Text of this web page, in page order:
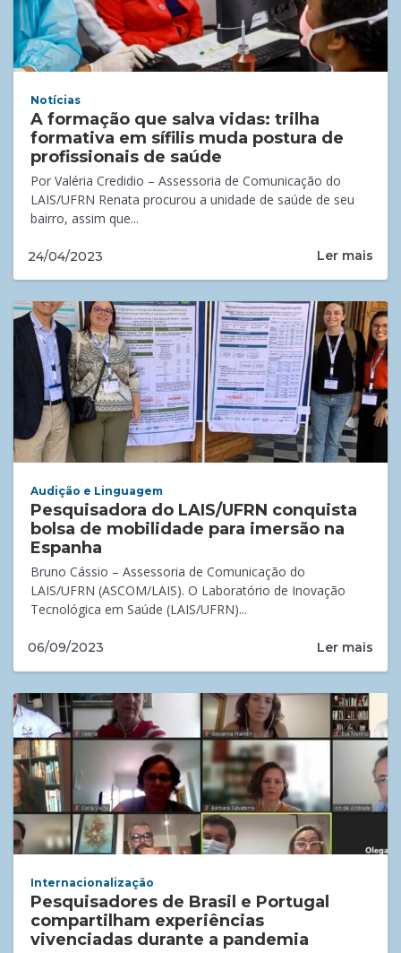
Notícias
A formação que salva vidas: trilha
formativa em sífilis muda postura de
profissionais de saúde
Por Valéria Credidio – Assessoria de Comunicação do
LAIS/UFRN Renata procurou a unidade de saúde de seu
bairro, assim que...
24/04/2023 Ler mais
Audição e Linguagem
Pesquisadora do LAIS/UFRN conquista
bolsa de mobilidade para imersão na
Espanha
Bruno Cássio – Assessoria de Comunicação do
LAIS/UFRN (ASCOM/LAIS). O Laboratório de Inovação
Tecnológica em Saúde (LAIS/UFRN)...
06/09/2023 Ler mais
Internacionalização
Pesquisadores de Brasil e Portugal
compartilham experiências
vivenciadas durante a pandemia